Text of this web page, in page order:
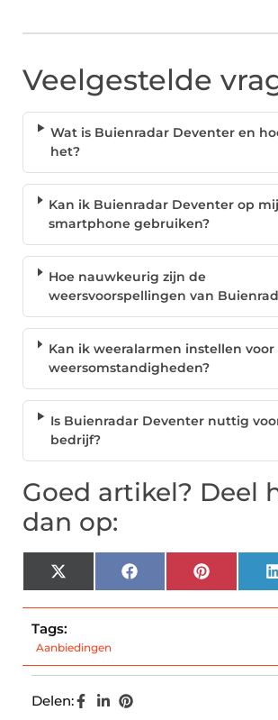
Veelgestelde
Wat is Buienradar Deventer en
het?
Kan ik Buienradar Deventer op
smartphone gebruiken?
Hoe nauwkeurig zijn de
weersvoorspellingen van
Kan ik weeralarmen instellen
weersomstandigheden?
Is Buienradar Deventer nuttig
bedrijf?
Goed artikel? Deel
dan op:
X
(Twitter)
Facebook Pinterest
Tags:
Aanbiedingen
Delen: